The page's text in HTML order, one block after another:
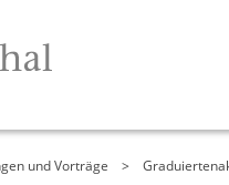
und Vorträge >